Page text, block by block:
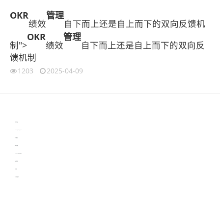
OKR
绩效
管理
自下而上还是自上而下的双向反馈机
制">
OKR
绩效
管理
自下而上还是自上而下的双向反
馈机制
1203 2025-04-09